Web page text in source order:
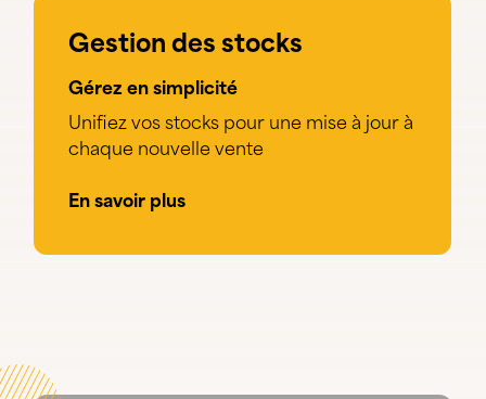
Gestion des stocks
Gérez en simplicité
Unifiez vos stocks pour une mise à jour à
chaque nouvelle vente
En savoir plus